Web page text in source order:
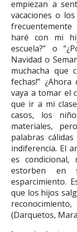
empiezan a
vacaciones o
frecuentemente
haré con mi
escuela?” o
Navidad o
muchacha que
fechas!”
vaya a tomar el
que ir a mi
casos, los
materiales,
palabras
indiferencia. El
es
estorben en
esparcimiento.
que los hijos
(Darquetos,